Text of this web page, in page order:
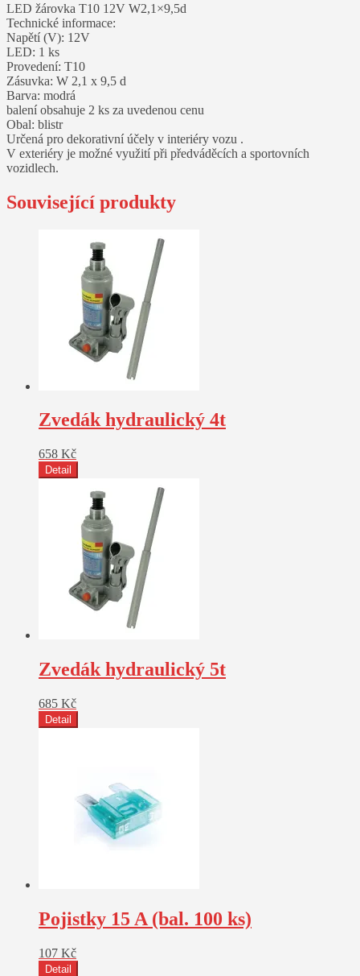
LED žárovka T10 12V W2,1×9,5d
Technické informace:
Napětí (V): 12V
LED: 1 ks
Provedení: T10
Zásuvka: W 2,1 x 9,5 d
Barva: modrá
balení obsahuje 2 ks za uvedenou cenu
Obal: blistr
Určená pro dekorativní účely v interiéry vozu .
V exteriéry je možné využití při předváděcích a sportovních
vozidlech.
Související produkty
Zvedák hydraulický 4t
658 Kč
Detail
Zvedák hydraulický 5t
685 Kč
Detail
Pojistky 15 A (bal. 100 ks)
107 Kč
Detail